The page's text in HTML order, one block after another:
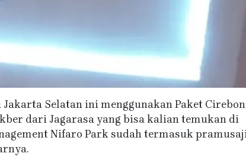
Selatan ini menggunakan Paket
dari Jagarasa yang bisa kalian temukan di
Nifaro Park sudah termasuk